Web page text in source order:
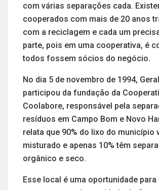
com várias separações cada.
cooperados com mais de 20 anos
com a reciclagem e cada um
parte, pois em uma cooperativa, é
todos fossem sócios do negócio.
No dia 5 de novembro de 1994,
participou da fundação da
Coolabore, responsável pela
resíduos em Campo Bom e Novo
relata que 90% do lixo do município
misturado e apenas 10% têm
orgânico e seco.
Esse local é uma oportunidade